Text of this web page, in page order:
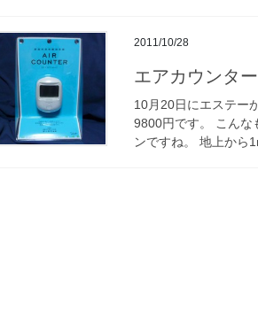
2011/10/28
エアカウンタ
10月20日にエステー
9800円です。 こんな
ンですね。 地上から